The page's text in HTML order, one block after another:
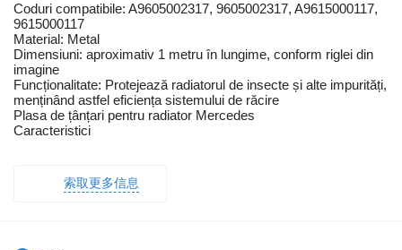
Coduri compatibile: A9605002317, 9605002317, A9615000117,
9615000117
Material: Metal
Dimensiuni: aproximativ 1 metru în lungime, conform riglei din
imagine
Funcționalitate: Protejează radiatorul de insecte și alte impurități,
menținând astfel eficiența sistemului de răcire
Plasa de țânțari pentru radiator Mercedes
Caracteristici
索取更多信息